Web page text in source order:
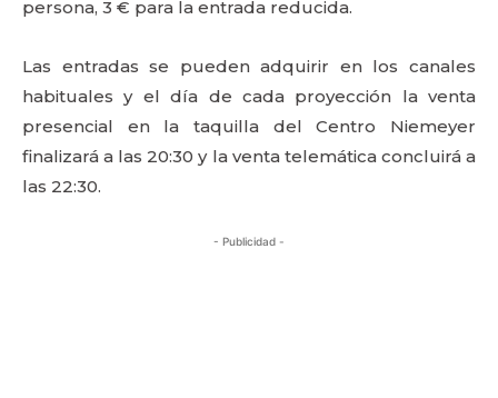
persona, 3 € para la entrada reducida.
Las entradas se pueden adquirir en los canales
habituales y el día de cada proyección la venta
presencial en la taquilla del Centro Niemeyer
finalizará a las 20:30 y la venta telemática concluirá a
las 22:30.
- Publicidad -